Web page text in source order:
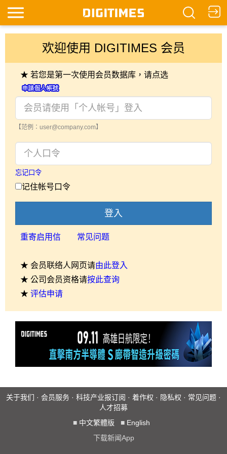
欢迎使用 DIGITIMES 会员
★ 若您是第一次使用会员数据库，请点选
【范例：user@company.com】
忘记口令
记住帐号口令
登入
重寄启用信 常见问题
★ 会员联络人网页请由此登入
★ 公司会员资格请按此查询
★ 评估申请
关于我们 · 会员服务 · 科技产业报订阅 · 着作权 · 隐私权 · 常见问题 ·
人才招募
■ 中文繁體版 ■ English
下载新闻App